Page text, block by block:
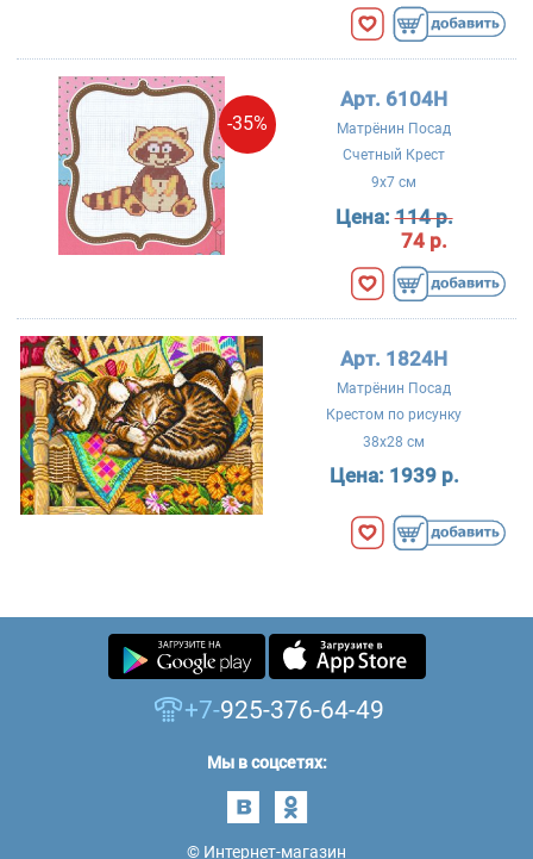
-35%
Арт. 6104Н
Матрёнин Посад
Счетный Крест
9x7 см
Цена:114 р.
74 р.
Арт. 1824Н
Матрёнин Посад
Крестом по рисунку
38x28 см
Цена: 1939 р.
+7-925-376-64-49
Мы в соцсетях:
© Интернет-магазин